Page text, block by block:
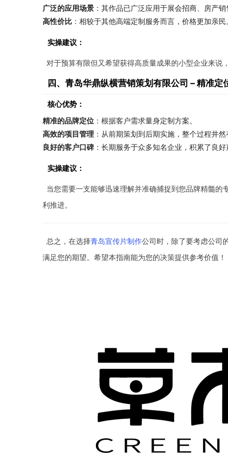
广泛的应用场景 ：其作品已广泛应用于展会招商、房产销
高性价比 ：相较于其他高端定制服务而言，价格更加亲民
实操建议：
对于预算有限但又希望获得高质量成果的小型企业来说
四、青岛华鼎纵横营销策划有限公司 – 精准定
核心优势：
精准的品牌定位 ：根据客户需求量身定制方案。
高效的项目管理 ：从前期策划到后期实施，整个过程井然
良好的客户口碑：长期服务于众多知名企业，积累了良好
实操建议：
当您需要一支能够迅速理解并准确捕捉到您品牌精髓
利推进。
总之，在选择青岛宣传片制作公司时，除了要考虑公司
满足您的期望。希望本指南能为您的决策提供参考价值！